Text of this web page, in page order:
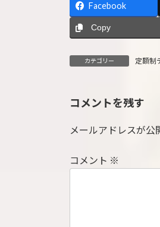
Facebook
Copy
カテゴリー 定額制
コメントを残す
メールアドレスが公
コメント ※